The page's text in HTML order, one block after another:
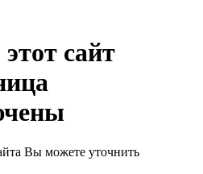
сайт
Вы можете уточнить